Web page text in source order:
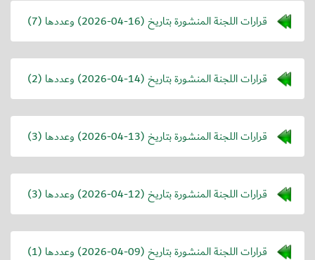
قرارات اللجنة المنشورة بتاريخ (2026-04-16) وعددها (7)
قرارات اللجنة المنشورة بتاريخ (2026-04-14) وعددها (2)
قرارات اللجنة المنشورة بتاريخ (2026-04-13) وعددها (3)
قرارات اللجنة المنشورة بتاريخ (2026-04-12) وعددها (3)
قرارات اللجنة المنشورة بتاريخ (2026-04-09) وعددها (1)